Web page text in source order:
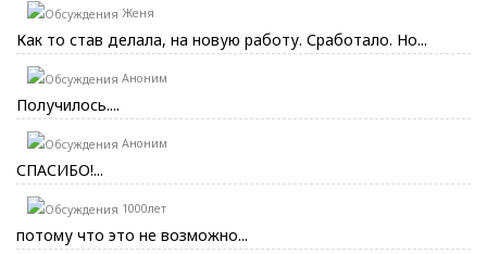
Женя
Как то став делала, на новую работу. Сработало. Но...
Аноним
Получилось....
Аноним
СПАСИБО!...
1000лет
потому что это не возможно...